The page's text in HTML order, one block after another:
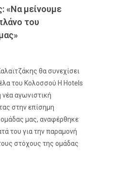
«Να μείνουμε
του
θα συνεχίσει
του Κολοσσού H Hotels
νέα αγωνιστική
στην επίσημη
ομάδας μας, αναφέρθηκε
του για την παραμονή
στόχους της ομάδας